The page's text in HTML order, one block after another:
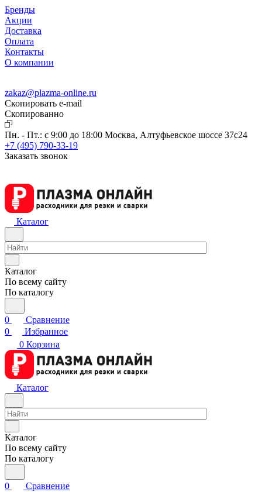
Бренды
Акции
Доставка
Оплата
Контакты
О компании
zakaz@plazma-online.ru
Скопировать e-mail
Cкопированно
Пн. - Пт.: с 9:00 до 18:00 Москва, Алтуфьевское шоссе 37с24
+7 (495) 790-33-19
Заказать звонок
Каталог
Каталог
По всему сайту
По каталогу
0
Сравнение
0
Избранное
0 Корзина
Каталог
Каталог
По всему сайту
По каталогу
0
Сравнение